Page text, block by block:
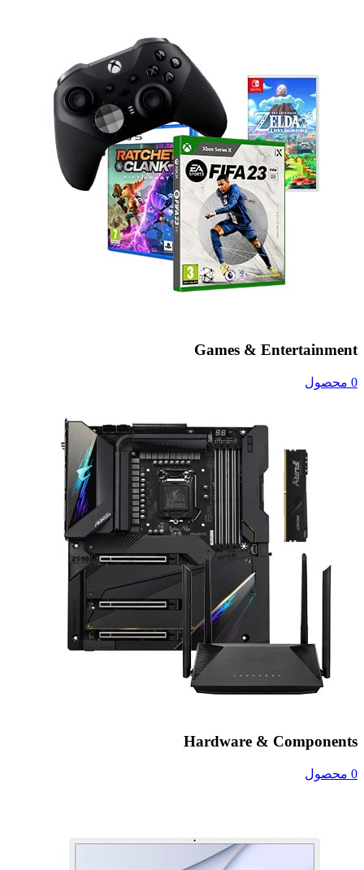
Games & Entertainment
0 محصول
Hardware & Components
0 محصول